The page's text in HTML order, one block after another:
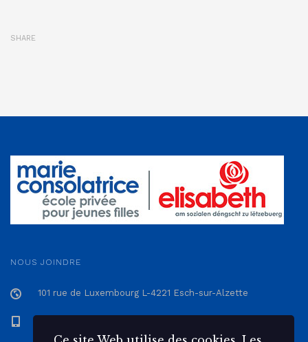
SHARE
NOUS JOINDRE
101 rue de Luxembourg L-4221 Esch-sur-Alzette